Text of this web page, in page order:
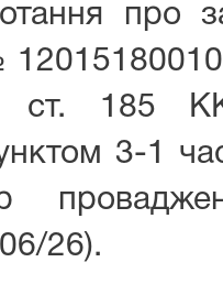
про
185 КК
3-1
26).